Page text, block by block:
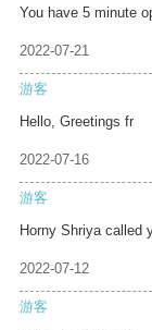
You have 5 minute
2022-07-21
游客
Hello, Greetings fr
2022-07-16
游客
Horny Shriya called
2022-07-12
游客